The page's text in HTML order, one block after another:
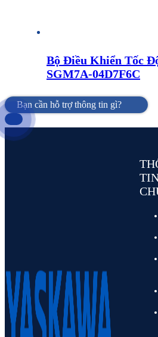
Bộ Điều Khiển Tốc
SGM7A-04D7F6C
Bạn cần hỗ trợ thông tin gì?